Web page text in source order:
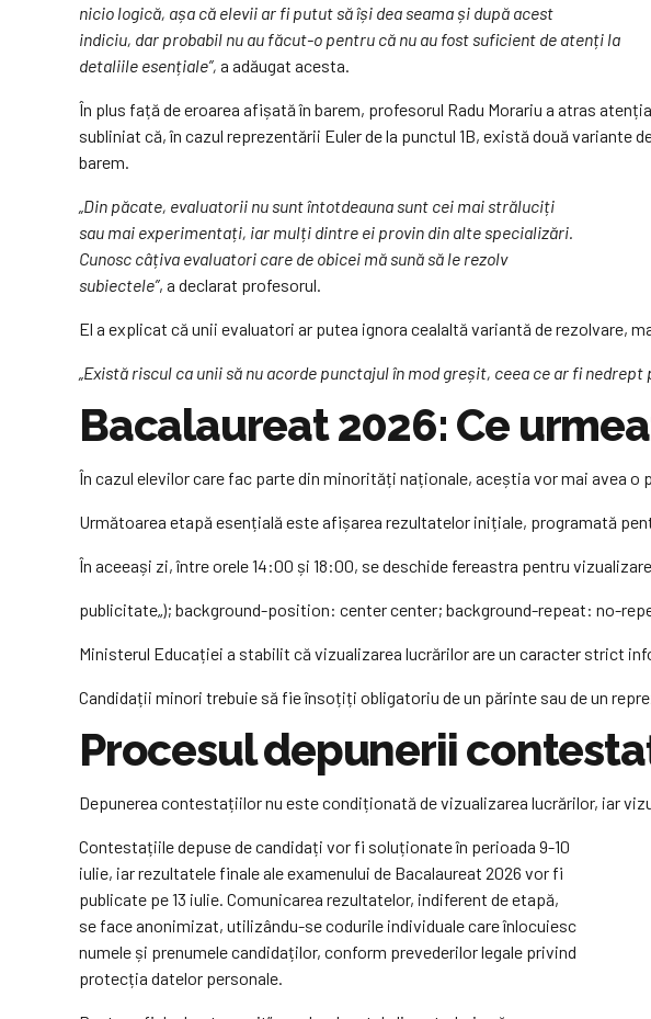
nicio logică, așa că elevii ar fi putut să își dea seama și după acest
indiciu, dar probabil nu au făcut-o pentru că nu au fost suficient de atenți la
detaliile esențiale”, a adăugat acesta.
În plus față de eroarea afișată în barem, profesorul Radu Morariu a atras
subliniat că, în cazul reprezentării Euler de la punctul 1B, există două
barem.
„Din păcate, evaluatorii nu sunt întotdeauna sunt cei mai străluciți
sau mai experimentați, iar mulți dintre ei provin din alte specializări.
Cunosc câțiva evaluatori care de obicei mă sună să le rezolv
subiectele”, a declarat profesorul.
El a explicat că unii evaluatori ar putea ignora cealaltă variantă de rezolvare,
„Există riscul ca unii să nu acorde punctajul în mod greșit, ceea ce ar fi nedrept
Bacalaureat 2026: Ce
În cazul elevilor care fac parte din minorități naționale, aceștia vor mai avea o
Următoarea etapă esențială este afișarea rezultatelor inițiale, programată
În aceeași zi, între orele 14:00 și 18:00, se deschide fereastra pentru
publicitate „); background-position: center center; background-repeat: no-
Ministerul Educației a stabilit că vizualizarea lucrărilor are un caracter strict
Candidații minori trebuie să fie însoțiți obligatoriu de un părinte sau de un
Procesul depunerii
Depunerea contestațiilor nu este condiționată de vizualizarea lucrărilor, iar
Contestațiile depuse de candidați vor fi soluționate în perioada 9-10
iulie, iar rezultatele finale ale examenului de Bacalaureat 2026 vor fi
publicate pe 13 iulie. Comunicarea rezultatelor, indiferent de etapă,
se face anonimizat, utilizându-se codurile individuale care înlocuiesc
numele și prenumele candidaților, conform prevederilor legale privind
protecția datelor personale.